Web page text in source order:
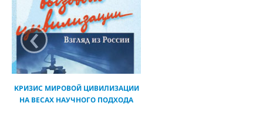
КРИЗИС МИРОВОЙ ЦИВИЛИЗАЦИИ
НА ВЕСАХ НАУЧНОГО ПОДХОДА
‹